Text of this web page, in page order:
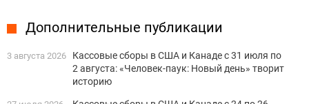
Дополнительные публикации
3 августа 2026
Кассовые сборы в США и Канаде с 31 июля по
2 августа: «Человек-паук: Новый день» творит
историю